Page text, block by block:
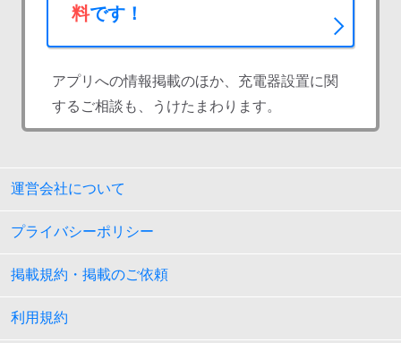
料です！
アプリへの情報掲載のほか、充電器設置に関
するご相談も、うけたまわります。
運営会社について
プライバシーポリシー
掲載規約・掲載のご依頼
利用規約